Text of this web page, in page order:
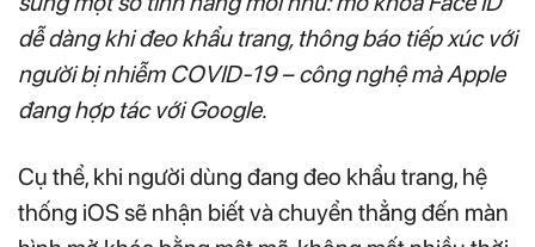
dễ dàng khi đeo khẩu trang, thông báo tiếp xúc với
người bị nhiễm COVID-19 – công nghệ mà Apple
đang hợp tác với Google.
Cụ thể, khi người dùng đang đeo khẩu trang, hệ
thống iOS sẽ nhận biết và chuyển thẳng đến màn